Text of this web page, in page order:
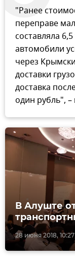
"Ранее
переправе
составляла
автомобили
через
доставки
доставка
один рубль",
28 июня 2018, 10:27
В Алуште